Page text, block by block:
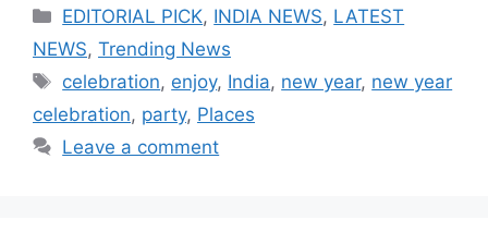
Categories
EDITORIAL PICK, INDIA NEWS, LATEST
NEWS, Trending News
Tags
celebration, enjoy, India, new year, new year
celebration, party, Places
Leave a comment